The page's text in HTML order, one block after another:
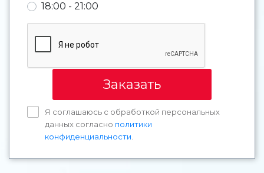
18:00 - 21:00
Заказать
Я соглашаюсь с обработкой персональных
данных согласно политики
конфиденциальности